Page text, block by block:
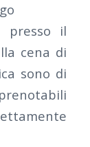
presso il
cena di
sono di